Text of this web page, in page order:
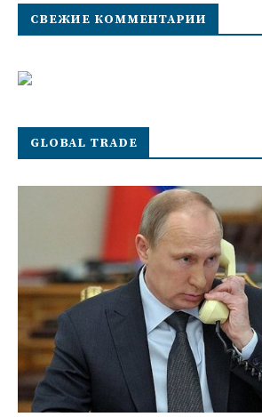
СВЕЖИЕ КОММЕНТАРИИ
GLOBAL TRADE